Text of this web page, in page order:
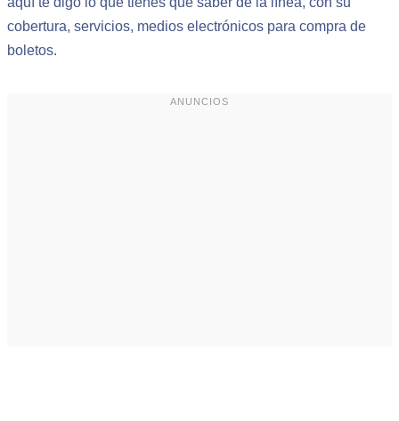
cobertura, servicios, medios electrónicos para compra de
boletos.
ANUNCIOS